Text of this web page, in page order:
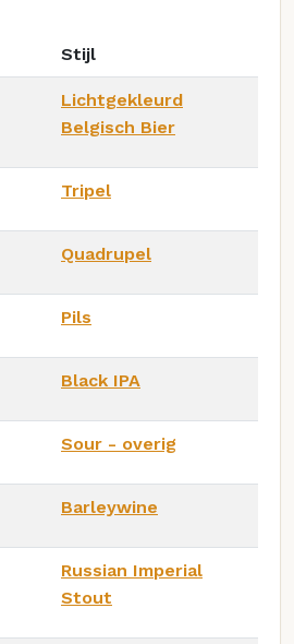
Stijl
Lichtgekleurd
Belgisch Bier
Tripel
Quadrupel
Pils
Black IPA
Sour - overig
Barleywine
Russian Imperial
Stout